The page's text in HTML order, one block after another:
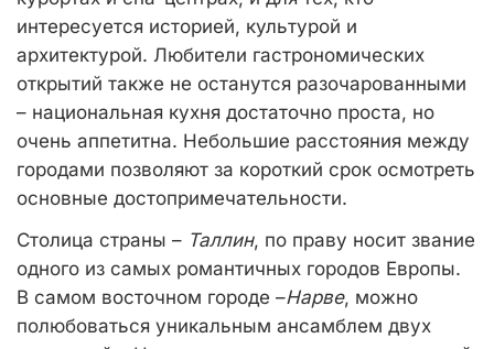
интересуется историей, культурой и
архитектурой. Любители гастрономических
открытий также не останутся разочарованными
– национальная кухня достаточно проста, но
очень аппетитна. Небольшие расстояния между
городами позволяют за короткий срок осмотреть
основные достопримечательности.
Столица страны – Таллин, по праву носит звание
одного из самых романтичных городов Европы.
В самом восточном городе –Нарве, можно
полюбоваться уникальным ансамблем двух